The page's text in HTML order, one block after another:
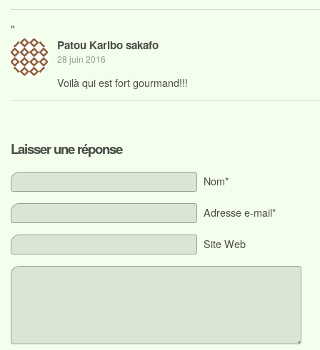
"
Patou Karibo sakafo
28 juin 2016
Voilà qui est fort gourmand!!!
Laisser une réponse
Nom*
Adresse e-mail*
Site Web